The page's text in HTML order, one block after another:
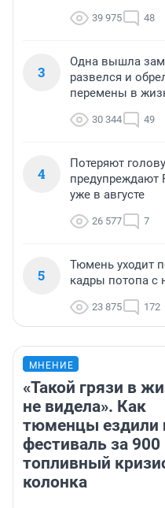
39 975 48
3
Одна вышла
развелся и
перемены в
30 344 49
4
Потеряют
предупреждают
уже в августе
26 577 7
5
Тюмень уходит
кадры потопа с
23 875 172
МНЕНИЕ
«Такой грязи в
не видела». Как
тюменцы ездили
фестиваль за
топливный
колонка